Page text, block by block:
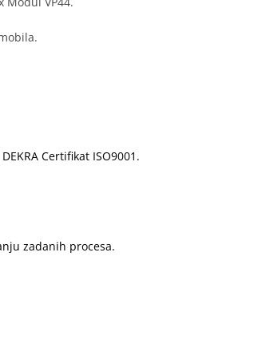
Certifikat ISO9001.
zadanih procesa.